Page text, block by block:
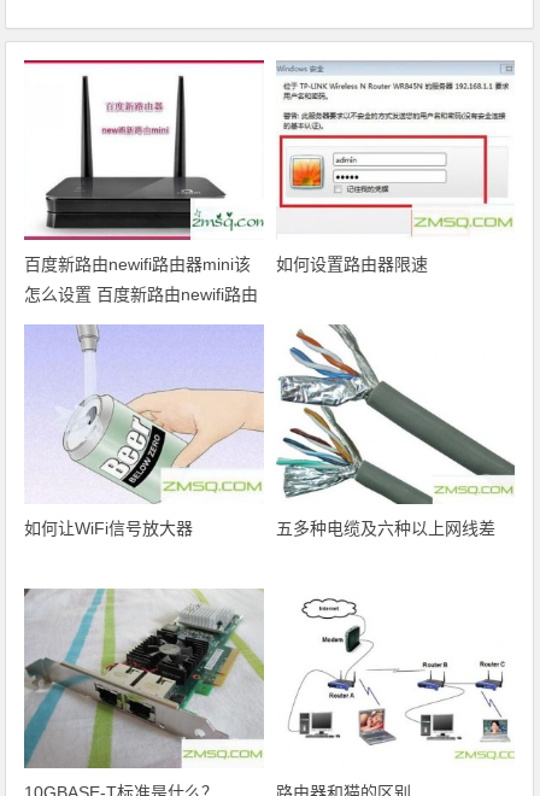
百度新路由newifi路由器mini该
怎么设置 百度新路由newifi路由
器mini设置方法
如何设置路由器限速
如何让WiFi信号放大器 五多种电缆及六种以上网线差
10GBASE-T标准是什么？ 路由器和猫的区别